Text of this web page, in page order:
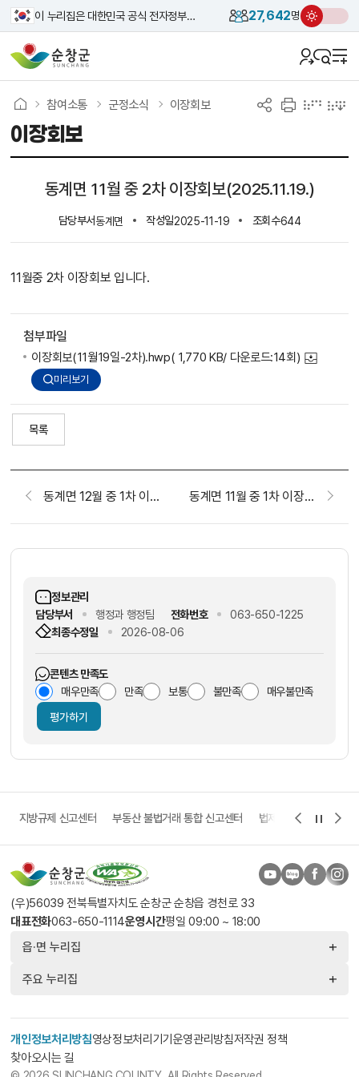
이 누리집은 대한민국 공식 전자정부 누리집입니다. 27,642명
이장회보
참여소통 군정소식 이장회보
동계면 11월 중 2차 이장회보(2025.11.19.)
담당부서동계면 작성일2025-11-19 조회수644
11월중 2차 이장회보 입니다.
첨부파일
이장회보(11월19일-2차).hwp( 1,770 KB/ 다운로드:14회)
미리보기
목록
동계면 12월 중 1차 이장회보 동계면 11월 중 1차 이장회보(2025.11.3.)
정보관리
담당부서
행정과 행정팀 전화번호
063-650-1225
최종수정일
2026-08-06
콘텐츠 만족도
매우만족
만족 보통 불만족 매우불만족
평가하기
지방규제 신고센터 부동산 불법거래 통합 신고센터 법제처 보다나은 정부
(우)56039 전북특별자치도 순창군 순창읍 경천로 33
대표전화063-650-1114운영시간평일 09:00 ~ 18:00
읍·면 누리집
주요 누리집
개인정보처리방침영상정보처리기기운영관리방침저작권 정책
찾아오시는 길